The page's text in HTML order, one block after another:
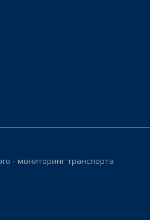
- мониторинг транспорта